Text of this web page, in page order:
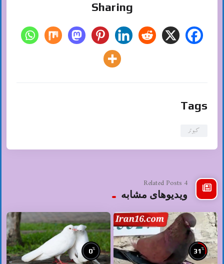
Sharing
Tags
کبوتر
4 Related Posts
ویدیوهای مشابه
31%
0%